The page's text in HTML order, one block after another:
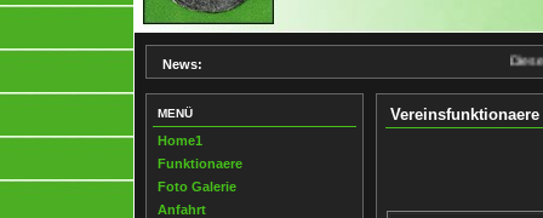
News: Diese
MENÜ
Home1
Funktionaere
Foto Galerie
Anfahrt
Vereinsfunktionaere